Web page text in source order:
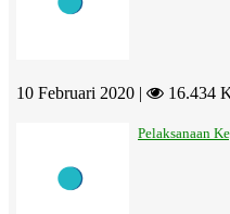
10 Februari 2020 | 16.434
Pelaksanaan